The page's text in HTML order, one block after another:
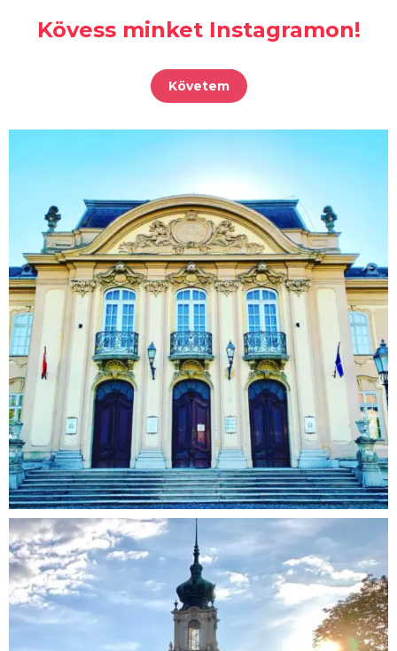
Kövess minket Instagramon!
Követem